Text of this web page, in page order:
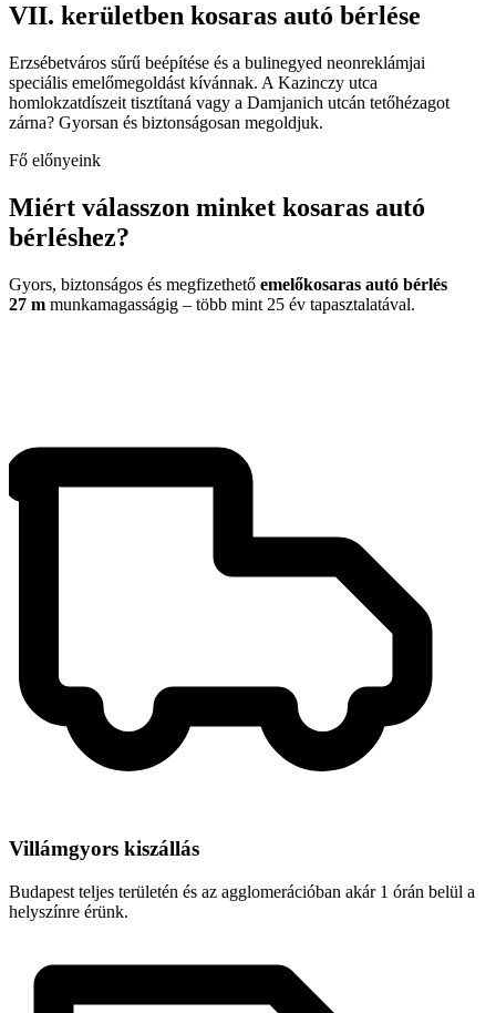
VII. kerületben kosaras autó bérlése
Erzsébetváros sűrű beépítése és a bulinegyed neonreklámjai
speciális emelőmegoldást kívánnak. A Kazinczy utca
homlokzatdíszeit tisztítaná vagy a Damjanich utcán tetőhézagot
zárna? Gyorsan és biztonságosan megoldjuk.
Fő előnyeink
Miért válasszon minket kosaras autó
bérléshez?
Gyors, biztonságos és megfizethető emelőkosaras autó bérlés
27 m munkamagasságig – több mint 25 év tapasztalatával.
Villámgyors kiszállás
Budapest teljes területén és az agglomerációban akár 1 órán belül a
helyszínre érünk.